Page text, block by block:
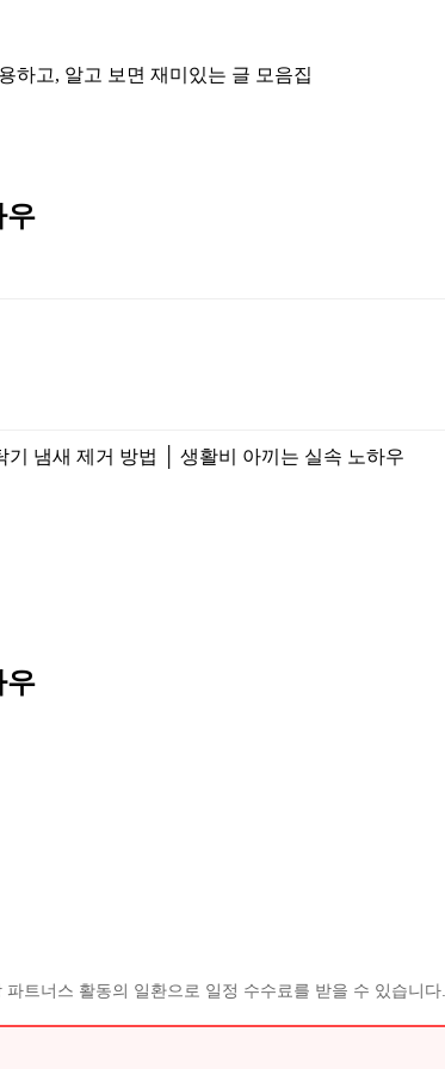
하고, 알고 보면 재미있는 글 모음집
우
우
파트너스 활동의 일환으로 일정 수수료를 받을 수 있습니다.